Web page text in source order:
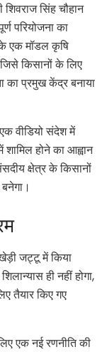
सिंह चौहान
परियोजना का
एक मॉडल कृषि
किसानों के लिए
का प्रमुख केंद्र बनाया
वीडियो संदेश में
होने का आह्वान
क्षेत्र के किसानों
जट्टू में किया
ही नहीं होगा,
तैयार किए गए
एक नई रणनीति की